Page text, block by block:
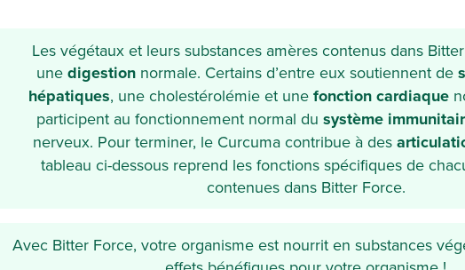
Les végétaux et leurs substances amères contenus dans
une digestionnormale. Certains d’entre eux soutiennent de
hépatiques, une cholestérolémie et une fonction cardiaque
participent au fonctionnement normal du système
nerveux. Pour terminer, le Curcuma contribue à des
tableau ci-dessous reprend les fonctions spécifiques de
contenues dans Bitter Force.
Avec Bitter Force, votre organisme est nourrit en substances